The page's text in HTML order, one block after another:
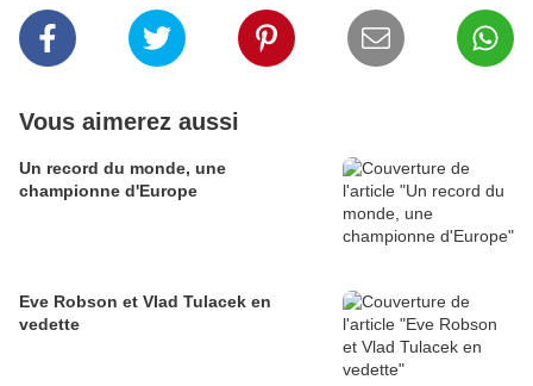
Vous aimerez aussi
Un record du monde, une
championne d'Europe
Eve Robson et Vlad Tulacek en
vedette